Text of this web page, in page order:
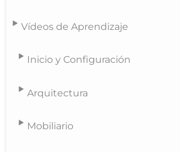
Vídeos de Aprendizaje
Inicio y Configuración
Arquitectura
Mobiliario